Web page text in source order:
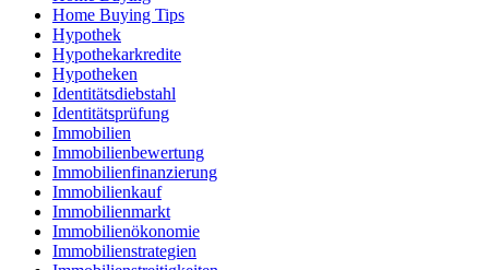
Home Buying Tips
Hypothek
Hypothekarkredite
Hypotheken
Identitätsdiebstahl
Identitätsprüfung
Immobilien
Immobilienbewertung
Immobilienfinanzierung
Immobilienkauf
Immobilienmarkt
Immobilienökonomie
Immobilienstrategien